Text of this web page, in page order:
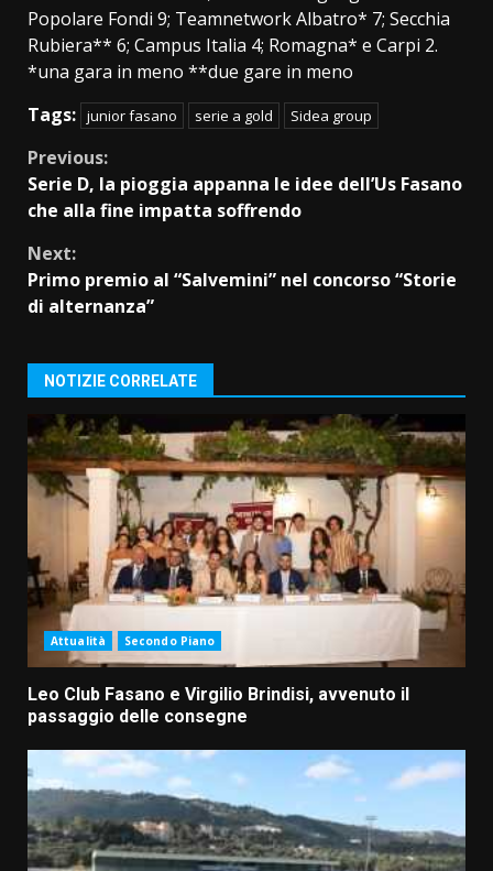
Popolare Fondi 9; Teamnetwork Albatro* 7; Secchia
Rubiera** 6; Campus Italia 4; Romagna* e Carpi 2.
*una gara in meno **due gare in meno
Tags: junior fasano serie a gold Sidea group
Continue
Reading
Previous:
Serie D, la pioggia appanna le idee dell’Us Fasano
che alla fine impatta soffrendo
Next:
Primo premio al “Salvemini” nel concorso “Storie
di alternanza”
NOTIZIE CORRELATE
Attualità Secondo Piano
Leo Club Fasano e Virgilio Brindisi, avvenuto il
passaggio delle consegne